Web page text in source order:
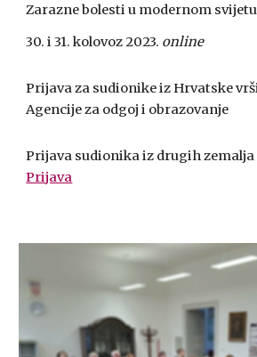
Zarazne bolesti u modernom svijetu
30. i 31. kolovoz 2023. online
Prijava za sudionike iz Hrvatske
Agencije za odgoj i obrazovanje
Prijava sudionika iz drugih zemalja
Prijava